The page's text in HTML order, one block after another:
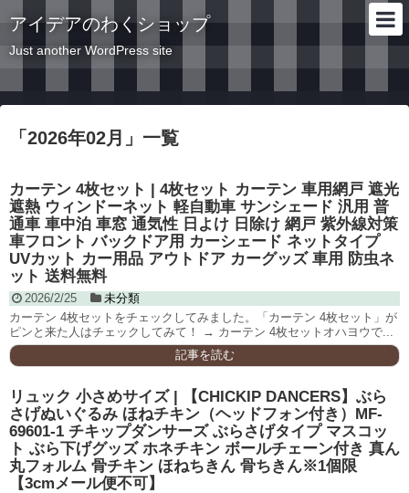
アイデアのわくショップ
Just another WordPress site
「 2026年02月 」 一覧
カーテン 4枚セット | 4枚セット カーテン 車用網戸 遮光
遮熱 ウィンドーネット 軽自動車 サンシェード 汎用 普
通車 車中泊 車窓 通気性 日よけ 日除け 網戸 紫外線対策
車フロント バックドア用 カーシェード ネットタイプ
UVカット カー用品 アウトドア カーグッズ 車用 防虫ネ
ット 送料無料
2026/2/25
未分類
カーテン 4枚セットをチェックしてみました。「カーテン 4枚セット」が
ピンと来た人はチェックしてみて！ → カーテン 4枚セットオハヨウで...
記事を読む
リュック 小さめサイズ | 【CHICKIP DANCERS】ぶら
さげぬいぐるみ ほねチキン（ヘッドフォン付き）MF-
69601-1 チキップダンサーズ ぶらさげタイプ マスコッ
ト ぶら下げグッズ ホネチキン ボールチェーン付き 真ん
丸フォルム 骨チキン ほねちきん 骨ちきん※1個限
【3cmメール便不可】